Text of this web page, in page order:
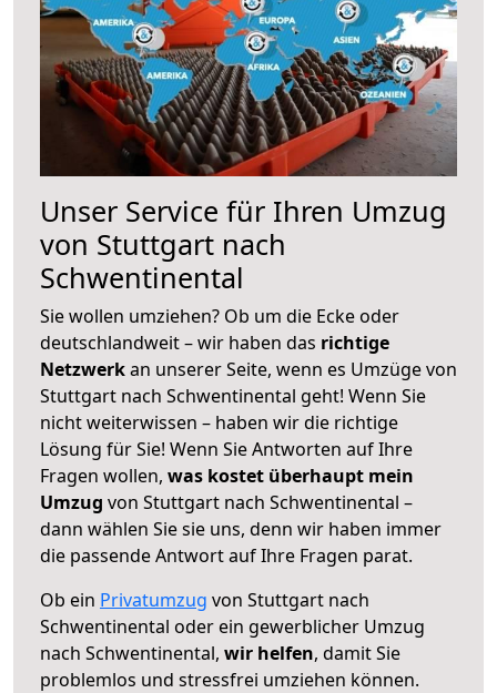
Unser Service für Ihren Umzug
von Stuttgart nach
Schwentinental
Sie wollen umziehen? Ob um die Ecke oder
deutschlandweit – wir haben das richtige
Netzwerkan unserer Seite, wenn es Umzüge von
Stuttgart nach Schwentinental geht! Wenn Sie
nicht weiterwissen – haben wir die richtige
Lösung für Sie! Wenn Sie Antworten auf Ihre
Fragen wollen, was kostet überhaupt mein
Umzug von Stuttgart nach Schwentinental –
dann wählen Sie sie uns, denn wir haben immer
die passende Antwort auf Ihre Fragen parat.
Ob ein Privatumzug von Stuttgart nach
Schwentinental oder ein gewerblicher Umzug
nach Schwentinental, wir helfen, damit Sie
problemlos und stressfrei umziehen können.